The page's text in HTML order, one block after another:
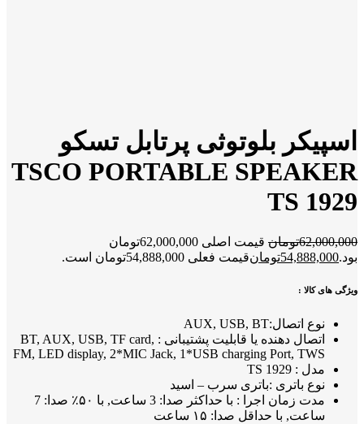
اسپیکر بلوتوثی پرتابل تسکو
TSCO PORTABLE SPEAKER
TS 1929
62,000,000تومان
قیمت اصلی 62,000,000تومان
بود.54,888,000تومانقیمت فعلی 54,888,000تومان است.
ویژگی های کالا :
نوع اتصال:AUX, USB, BT
اتصال دهنده یا قابلیت پشتیبانی : BT, AUX, USB, TF card,
FM, LED display, 2*MIC Jack, 1*USB charging Port, TWS
مدل : TS 1929
نوع باتری :باتری سرب – اسید
مدت زمان اجرا : با حداکثر صدا: 3 ساعت, با ۵۰٪ صدا: 7
ساعت, با حداقل صدا: ۱۵ ساعت